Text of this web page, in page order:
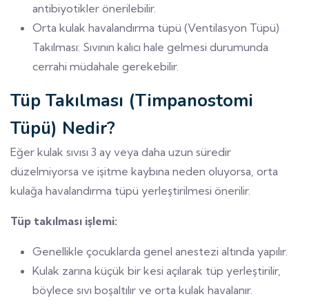
antibiyotikler önerilebilir.
Orta kulak havalandırma tüpü (Ventilasyon Tüpü)
Takılması: Sıvının kalıcı hale gelmesi durumunda
cerrahi müdahale gerekebilir.
Tüp Takılması (Timpanostomi
Tüpü) Nedir?
Eğer kulak sıvısı 3 ay veya daha uzun süredir
düzelmiyorsa ve işitme kaybına neden oluyorsa, orta
kulağa havalandırma tüpü yerleştirilmesi önerilir.
Tüp takılması işlemi:
Genellikle çocuklarda genel anestezi altında yapılır.
Kulak zarına küçük bir kesi açılarak tüp yerleştirilir,
böylece sıvı boşaltılır ve orta kulak havalanır.